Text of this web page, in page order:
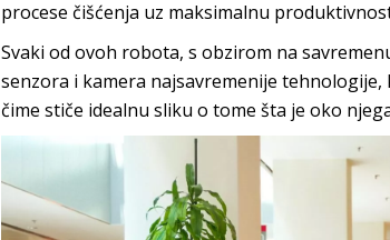
procese čišćenja uz maksimalnu
Svaki od ovoh robota, s obzirom na
senzora i kamera najsavremenije
čime stiče idealnu sliku o tome šta je oko